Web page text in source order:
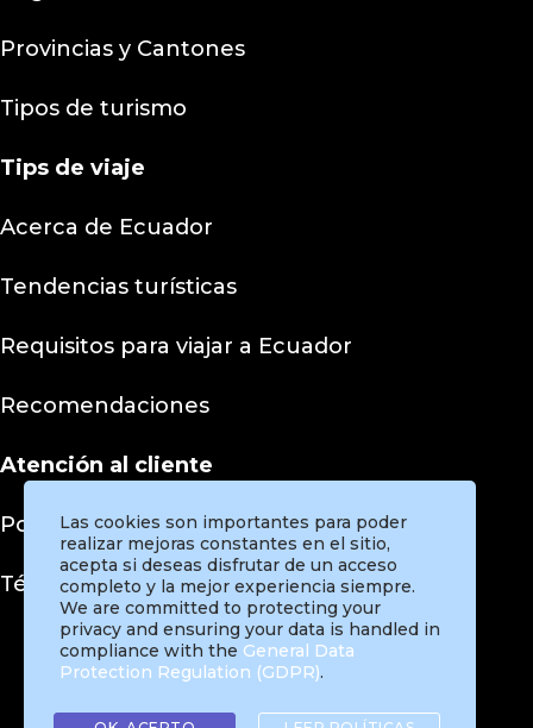
Provincias y Cantones
Tipos de turismo
Tips de viaje
Acerca de Ecuador
Tendencias turísticas
Requisitos para viajar a Ecuador
Recomendaciones
Atención al cliente
Políticas de privacidad
Términos y condiciones
InstagramFacebook Twitter Pinterest TikTok
Las cookies son importantes para poder
realizar mejoras constantes en el sitio,
acepta si deseas disfrutar de un acceso
completo y la mejor experiencia siempre.
We are committed to protecting your
privacy and ensuring your data is handled in
compliance with the General Data
Protection Regulation (GDPR).